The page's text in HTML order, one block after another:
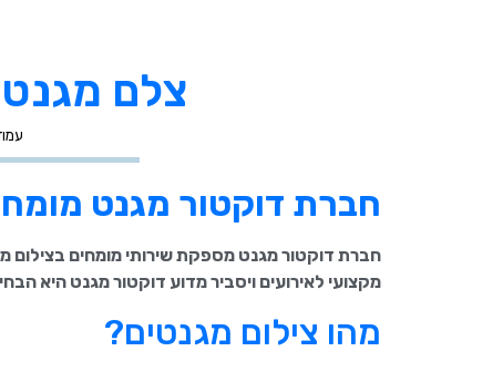
צלם
חברת דוקטור מגנט
חברת דוקטור מגנט מספקת שירותי מומחים בצילום
מקצועי לאירועים ויסביר מדוע דוקטור מגנט היא
מהו צילום מגנטים?